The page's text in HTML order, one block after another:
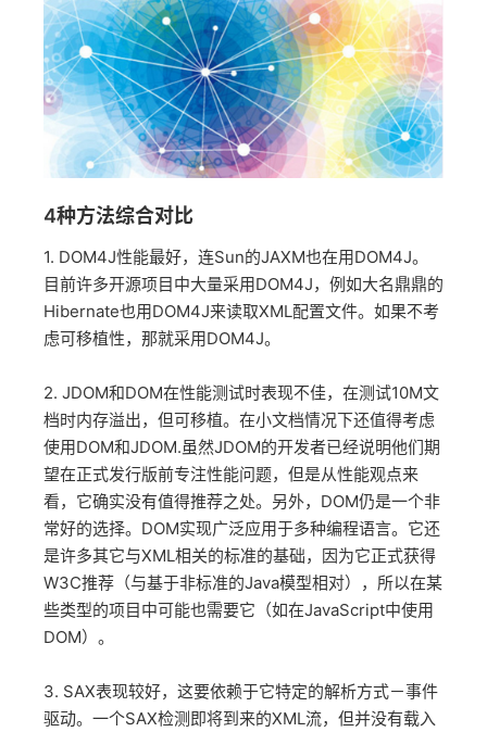
4种方法综合对比
1. DOM4J性能最好，连Sun的JAXM也在用DOM4J。
目前许多开源项目中大量采用DOM4J，例如大名鼎鼎的
Hibernate也用DOM4J来读取XML配置文件。如果不考
虑可移植性，那就采用DOM4J。
2. JDOM和DOM在性能测试时表现不佳，在测试10M文
档时内存溢出，但可移植。在小文档情况下还值得考虑
使用DOM和JDOM.虽然JDOM的开发者已经说明他们期
望在正式发行版前专注性能问题，但是从性能观点来
看，它确实没有值得推荐之处。另外，DOM仍是一个非
常好的选择。DOM实现广泛应用于多种编程语言。它还
是许多其它与XML相关的标准的基础，因为它正式获得
W3C推荐（与基于非标准的Java模型相对），所以在某
些类型的项目中可能也需要它（如在JavaScript中使用
DOM）。
3. SAX表现较好，这要依赖于它特定的解析方式－事件
驱动。一个SAX检测即将到来的XML流，但并没有载入